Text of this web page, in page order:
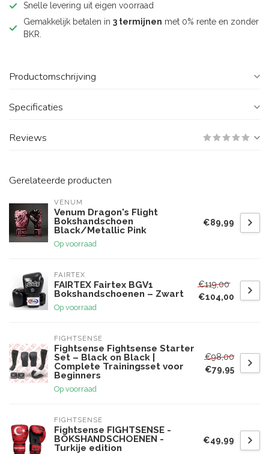
Snelle levering uit eigen voorraad
Gemakkelijk betalen in 3 termijnen met 0% rente en zonder
BKR.
Productomschrijving
Specificaties
Reviews
Gerelateerde producten
VENUM
Venum Dragon's Flight
Bokshandschoen
Black/Metallic Pink
Op voorraad
€89,99
FAIRTEX
FAIRTEX Fairtex BGV1
Bokshandschoenen – Zwart
Op voorraad
€119,00
€104,00
FIGHTSENSE
Fightsense Fightsense Starter
Set – Black on Black |
Complete Trainingsset voor
Beginners
Op voorraad
€98,00
€79,95
FIGHTSENSE
Fightsense FIGHTSENSE -
BOKSHANDSCHOENEN -
Turkije edition
€49,99